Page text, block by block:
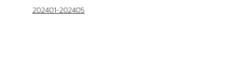
202401-202405